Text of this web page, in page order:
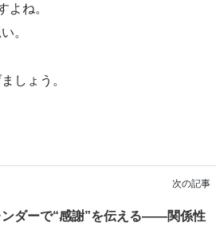
よね。
。
しょう。
次の記事
ンダーで“感謝”を伝える——関係性